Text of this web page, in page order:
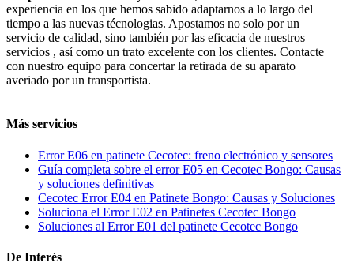
experiencia en los que hemos sabido adaptarnos a lo largo del
tiempo a las nuevas técnologias. Apostamos no solo por un
servicio de calidad, sino también por las eficacia de nuestros
servicios , así como un trato excelente con los clientes. Contacte
con nuestro equipo para concertar la retirada de su aparato
averiado por un transportista.
Más servicios
Error E06 en patinete Cecotec: freno electrónico y sensores
Guía completa sobre el error E05 en Cecotec Bongo: Causas
y soluciones definitivas
Cecotec Error E04 en Patinete Bongo: Causas y Soluciones
Soluciona el Error E02 en Patinetes Cecotec Bongo
Soluciones al Error E01 del patinete Cecotec Bongo
De Interés